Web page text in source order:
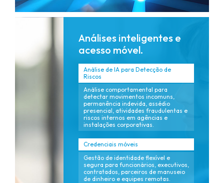
Análises inteligentes e
acesso móvel.
Análise de IA para Detecção de
Riscos
Análise comportamental para
detectar movimentos incomuns,
permanência indevida, assédio
presencial, atividades fraudulentas e
riscos internos em agências e
instalações corporativas.
Credenciais móveis
Gestão de identidade flexível e
segura para funcionários, executivos,
contratados, parceiros de manuseio
de dinheiro e equipes remotas.